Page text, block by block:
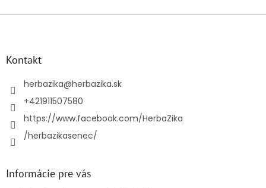
Kontakt
herbazika@herbazika.sk
+421911507580
https://www.facebook.com/HerbaZika
/herbazikasenec/
Informácie pre vás